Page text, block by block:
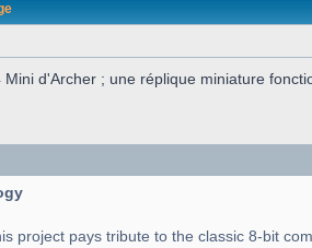
d'Archer ; une réplique miniature
project pays tribute to the classic 8-bit